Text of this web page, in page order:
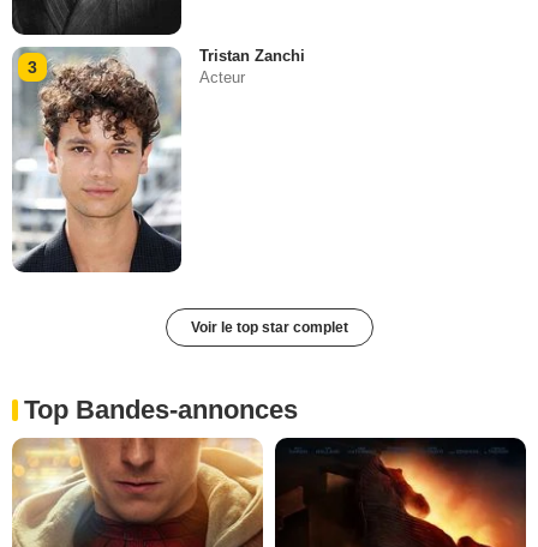
3
Tristan Zanchi
Acteur
Voir le top star complet
Top Bandes-annonces